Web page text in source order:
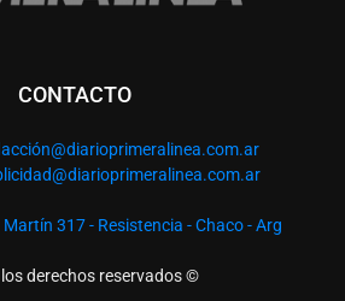
CONTACTO
n@diarioprimeralinea.com.ar
Martín 317 - Resistencia - Chaco - Arg
derechos reservados ©